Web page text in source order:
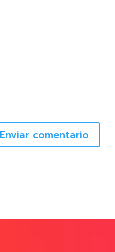
Enviar comentario